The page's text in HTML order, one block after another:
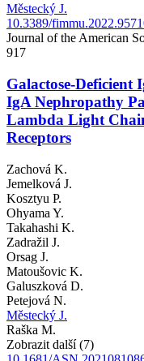
Městecký J.
10.3389/
Journal of the American
917
Galactose-Deficient
IgA Nephropathy
Lambda Light
Receptors
Zachová K.
Jemelková J.
Kosztyu P.
Ohyama Y.
Takahashi K.
Zadražil J.
Orsag J.
Matoušovic K.
Galuszková D.
Petejová N.
Městecký J.
Raška M.
Zobrazit další (7)